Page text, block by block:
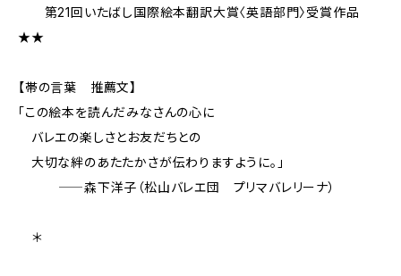
第21回いたばし国際絵本翻訳大賞〈英語部門〉受賞作品
★★
【帯の言葉 推薦文】
「この絵本を読んだみなさんの心に
バレエの楽しさとお友だちとの
大切な絆のあたたかさが伝わりますように。」
―――――森下洋子（松山バレエ団 プリマバレリーナ）
＊